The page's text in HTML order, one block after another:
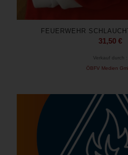
FEUERWEHR
31,50 €
Verkauf durch :
ÖBFV Medien